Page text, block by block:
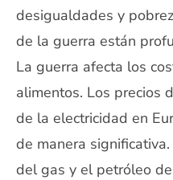
desigualdades y
de la guerra están
La guerra afecta los
alimentos. Los precios
de la electricidad en
de manera
del gas y el petróleo